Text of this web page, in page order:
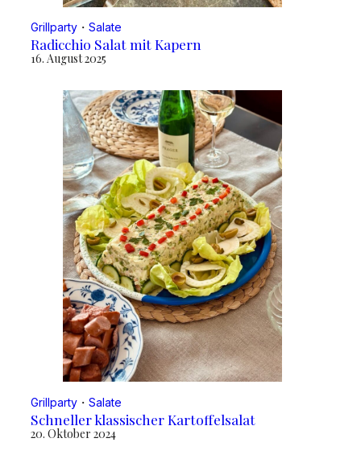
Grillparty ・ Salate
Radicchio Salat mit Kapern
16. August 2025
Grillparty ・ Salate
Schneller klassischer Kartoffelsalat
20. Oktober 2024